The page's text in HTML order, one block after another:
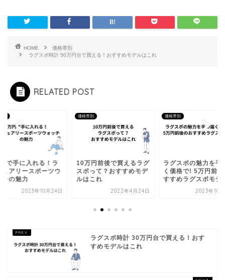
HOME
価格帯別
ラグスポ時計 50万円台で買える！おすすめモデルはこれ
RELATED POST
で手に入れる！ラ
ュアリースポーツウ
チの魅力
2023年10月24日
価格帯別
10万円前後で買えるラグ
スポって？おすすめモデ
ルはこれ
2022年4月24日
価格帯別
ラグスポの魅力を手
く価格で! 5万円前後
すすめラグスポモデ
2023年10
ラグスポ時計 30万円台で買える！おす
すめモデルはこれ